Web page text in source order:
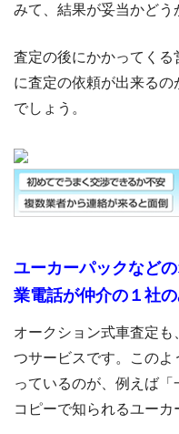
みて、結果が妥当かどう
査定の後にかかってく
に査定の依頼が出来る
でしょう。
ユーカーパックなど
業電話が仲介の１社
オークション式車査定
つサービスです。この
っているのが、例えば
コピーで知られるユーカ